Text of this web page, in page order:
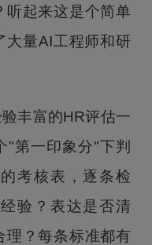
听起来这是个简单
大量AI工程师和研
丰富的HR评估一
"第一印象分"下判
考核表，逐条检
验？表达是否清
理？每条标准都有